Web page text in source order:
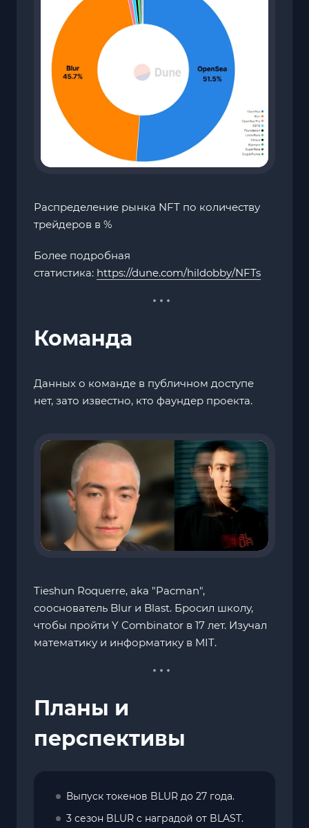
Распределение рынка NFT по количеству
трейдеров в %
Более подробная
статистика: https://dune.com/hildobby/NFTs
Команда
Данных о команде в публичном доступе
нет, зато известно, кто фаундер проекта.
Tieshun Roquerre, aka "Pacman",
сооснователь Blur и Blast. Бросил школу,
чтобы пройти Y Combinator в 17 лет. Изучал
математику и информатику в MIT.
Планы и
перспективы
Выпуск токенов BLUR до 27 года.
3 сезон BLUR с наградой от BLAST.